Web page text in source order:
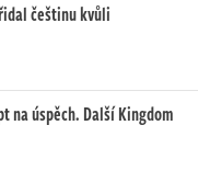
češtinu kvůli
na úspěch. Další Kingdom